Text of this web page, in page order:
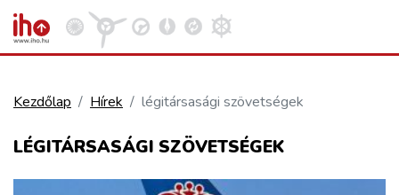
VASÚT
Kezdőlap Hírek légitársasági szövetségek
LÉGITÁRSASÁGI SZÖVETSÉGEK